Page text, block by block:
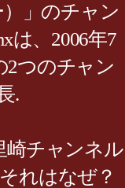
）」のチャン
は、2006年7
2つのチャン
.
崎チャンネル
退！？それはなぜ？